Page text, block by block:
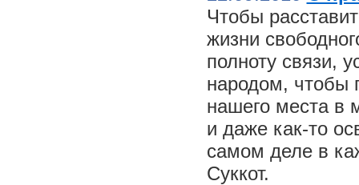
Чтобы
жизни
полноту связи,
народом, чтобы
нашего места в
и даже как-то
самом деле в
Суккот.